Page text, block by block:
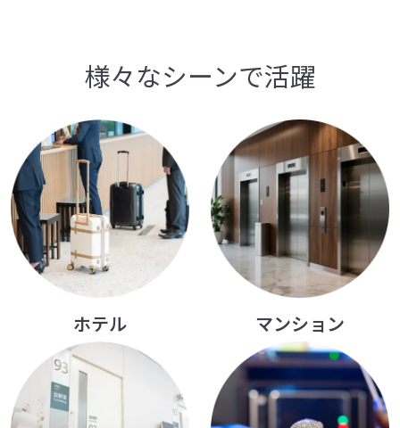
様々なシーンで活躍
ホテル マンション